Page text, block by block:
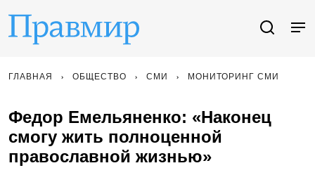
ГЛАВНАЯ ОБЩЕСТВО СМИ МОНИТОРИНГ СМИ
Федор Емельяненко: «Наконец
смогу жить полноценной
православной жизнью»